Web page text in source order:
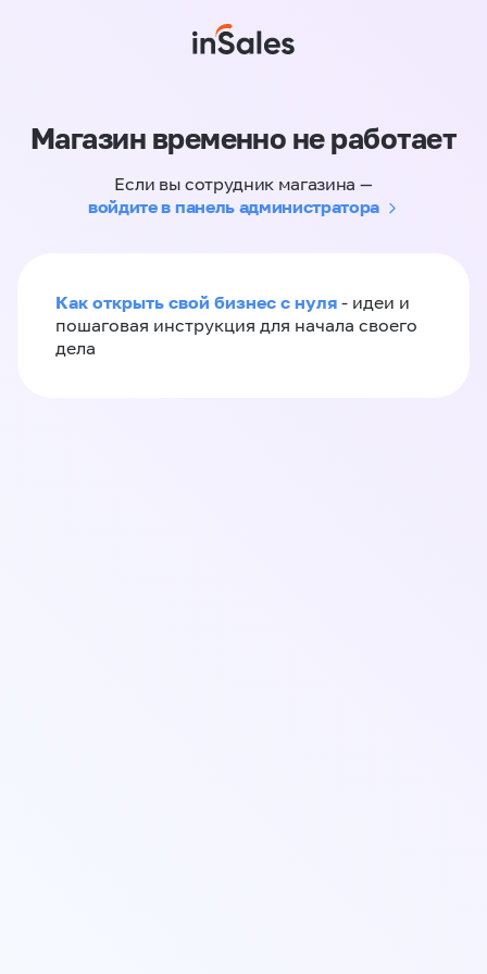
Магазин временно не работает
Если вы сотрудник магазина —
войдите в панель администратора
Как открыть свой бизнес с нуля - идеи и
пошаговая инструкция для начала своего
дела